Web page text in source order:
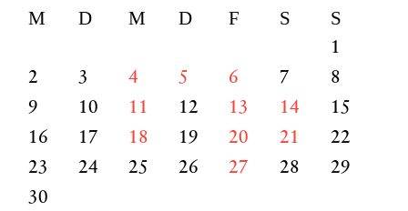
M D M D F S S
1
2
3 4 5 6 7
8
9
10 11 12 13 14
15
16
17 18 19 20 21
22
23
24 25 26 27 28
29
30